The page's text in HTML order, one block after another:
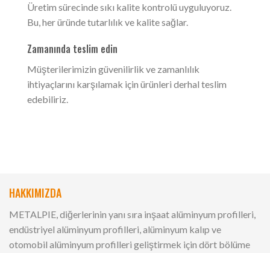
Üretim sürecinde sıkı kalite kontrolü uyguluyoruz.
Bu, her üründe tutarlılık ve kalite sağlar.
Zamanında teslim edin
Müşterilerimizin güvenilirlik ve zamanlılık
ihtiyaçlarını karşılamak için ürünleri derhal teslim
edebiliriz.
HAKKIMIZDA
METALPIE, diğerlerinin yanı sıra inşaat alüminyum profilleri,
endüstriyel alüminyum profilleri, alüminyum kalıp ve
otomobil alüminyum profilleri geliştirmek için dört bölüme